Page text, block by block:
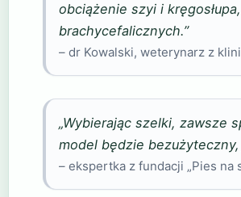
obciążenie szyi i
brachycefalicznych.”
– dr Kowalski, weterynarz z
„Wybierając szelki, zawsze
model będzie
– ekspertka z fundacji „Pies na